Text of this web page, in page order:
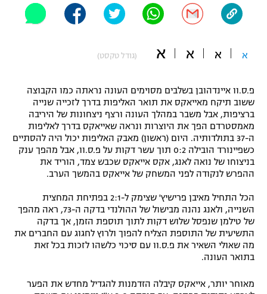
"מחצית בשכונה" – פודקאסט
משתתפים וזוכים בפרסים
תקנון משתתפים וזוכים בפרסים
תקנון עבור פעילות אלקטרה
תקנון עבור פעילות ספורט 1 – "מרלן"
טניס
גיימינג E-Sports
תנאי שימוש
מדיניות פרטיות
תקנון פעילות ספורט 1
רשיון להקרנה פומבית לבית עסק
אופניים
ספורט מוטורי
פוטבול אמריקאי NFL
בייסבול MLB
ספורט אתגרי ואקסטרים
אומנויות לחימה
גיימינג E-Sports
א א א א (גודל טקסט)
פ.ס.וו איינדהובן בשלבים מסוימים העונה נראתה כמו הקבוצה
ששוב תיקח מאייאקס את תואר האליפות בדרך לזכייה שנייה
ברציפות, אבל משבר במהלך העונה ורצף ניצחונות של היריבה
מאמסטרדם הפך את היוצרות ונראה שאייאקס בדרך לאליפות
ה-37 בתולדותיה. היום (ראשון) מאבק האליפות יכול היה להסתיים
כשפיינורד הובילה 0:2 תוך עשר דקות על פ.ס.וו, אבל מהפך ענק
בניצוחו של נואה לאנג, אקס אייאקס שכבש צמד, הוריד את
ההפרש לנקודה לפני המשחק של אייאקס בהמשך הערב.
הכל התחיל מאיבן פרישיץ' שצימק ל-2:1 בפתיחת המחצית
השנייה, ולאנג נהנה מבישול של ההולנדי בדקה ה-73, ראה מהפך
של טילמן שנפסל שלוש דקות לתוך תוספת הזמן, אך בדקה
התשיעית של התוספת הצליח להפוך ולרוץ לחגוג עם החברים את
מה שאולי השאיר את פ.ס.וו עם סיכוי כלשהו לזכות בכל זאת
בתואר העונה.
מאוחר יותר, אייאקס קיבלה הזדמנות להגדיל מחדש את הפער